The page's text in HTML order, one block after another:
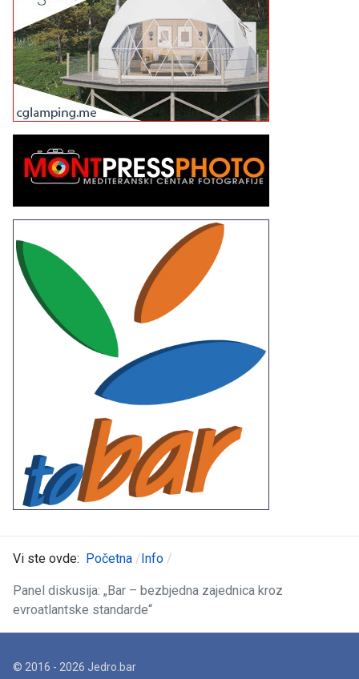
Vi ste ovde: Početna Info
Panel diskusija: „Bar – bezbjedna zajednica kroz
evroatlantske standarde“
© 2016 - 2026 Jedro.bar